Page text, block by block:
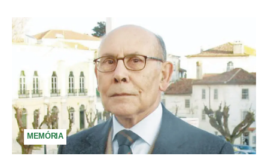
MEMÓRIA